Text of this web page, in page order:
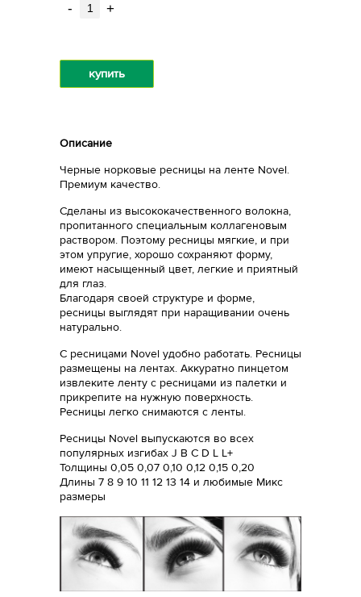
- +
купить
Описание
Черные норковые ресницы на ленте Novel.
Премиум качество.
Сделаны из высококачественного волокна,
пропитанного специальным коллагеновым
раствором. Поэтому ресницы мягкие, и при
этом упругие, хорошо сохраняют форму,
имеют насыщенный цвет, легкие и приятный
для глаз.
Благодаря своей структуре и форме,
ресницы выглядят при наращивании очень
натурально.
С ресницами Novel удобно работать. Ресницы
размещены на лентах. Аккуратно пинцетом
извлеките ленту с ресницами из палетки и
прикрепите на нужную поверхность.
Ресницы легко снимаются с ленты.
Ресницы Novel выпускаются во всех
популярных изгибах J B C D L L+
Толщины 0,05 0,07 0,10 0,12 0,15 0,20
Длины 7 8 9 10 11 12 13 14 и любимые Микс
размеры